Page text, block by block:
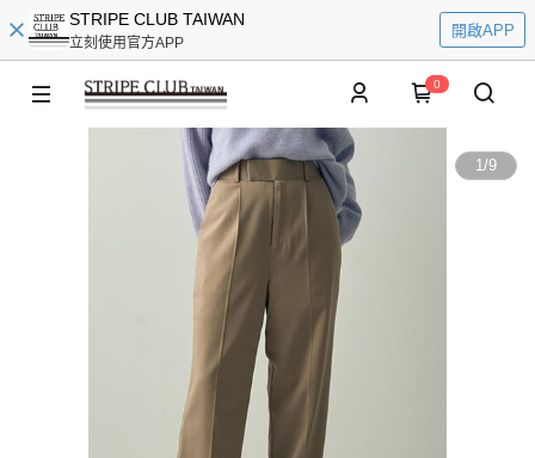
STRIPE CLUB TAIWAN
立刻使用官方APP
開啟APP
0
1/9